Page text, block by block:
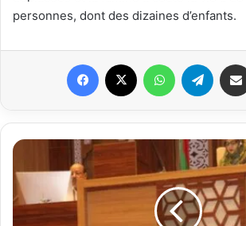
personnes, dont des dizaines d’enfants.
Facebook WhatsApp